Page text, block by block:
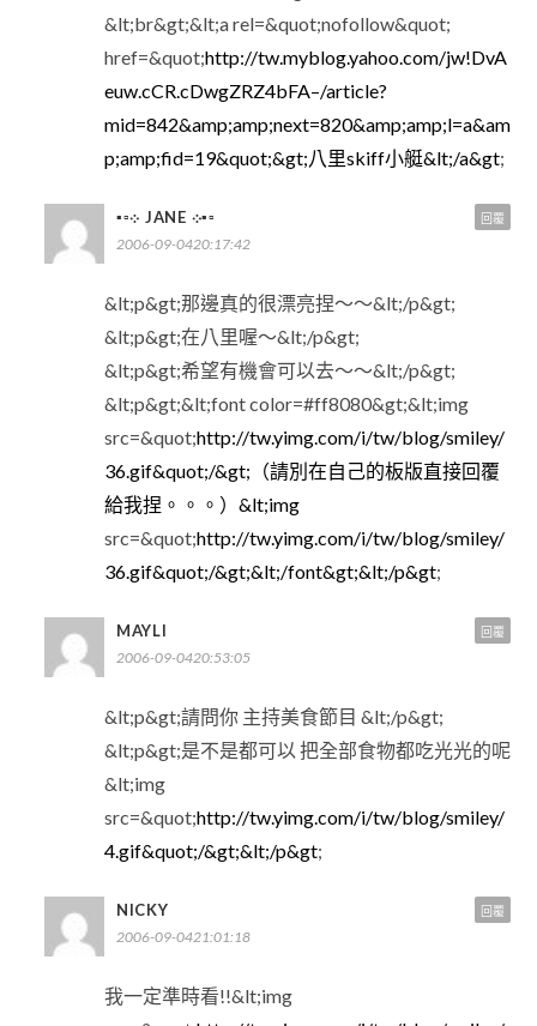
&lt;br&gt;&lt;a rel=&quot;nofollow&quot;
href=&quot;http://tw.myblog.yahoo.com/jw!DvA
euw.cCR.cDwgZRZ4bFA–/article?
mid=842&amp;amp;next=820&amp;amp;l=a&am
p;amp;fid=19&quot;&gt;八里skiff小艇&lt;/a&gt;
▪▫܀ JANE ܀▪▫
2006-09-0420:17:42
&lt;p&gt;那邊真的很漂亮捏～～&lt;/p&gt;
&lt;p&gt;在八里喔～&lt;/p&gt;
&lt;p&gt;希望有機會可以去～～&lt;/p&gt;
&lt;p&gt;&lt;font color=#ff8080&gt;&lt;img
src=&quot;http://tw.yimg.com/i/tw/blog/smiley/
36.gif&quot;/&gt;（請別在自己的板版直接回覆
給我捏。。。）&lt;img
src=&quot;http://tw.yimg.com/i/tw/blog/smiley/
36.gif&quot;/&gt;&lt;/font&gt;&lt;/p&gt;
回覆
MAYLI
2006-09-0420:53:05
&lt;p&gt;請問你 主持美食節目 &lt;/p&gt;
&lt;p&gt;是不是都可以 把全部食物都吃光光的呢
&lt;img
src=&quot;http://tw.yimg.com/i/tw/blog/smiley/
4.gif&quot;/&gt;&lt;/p&gt;
回覆
NICKY
2006-09-0421:01:18
我一定準時看!!&lt;img
回覆